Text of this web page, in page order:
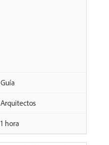
Guía
Arquitectos
1 hora